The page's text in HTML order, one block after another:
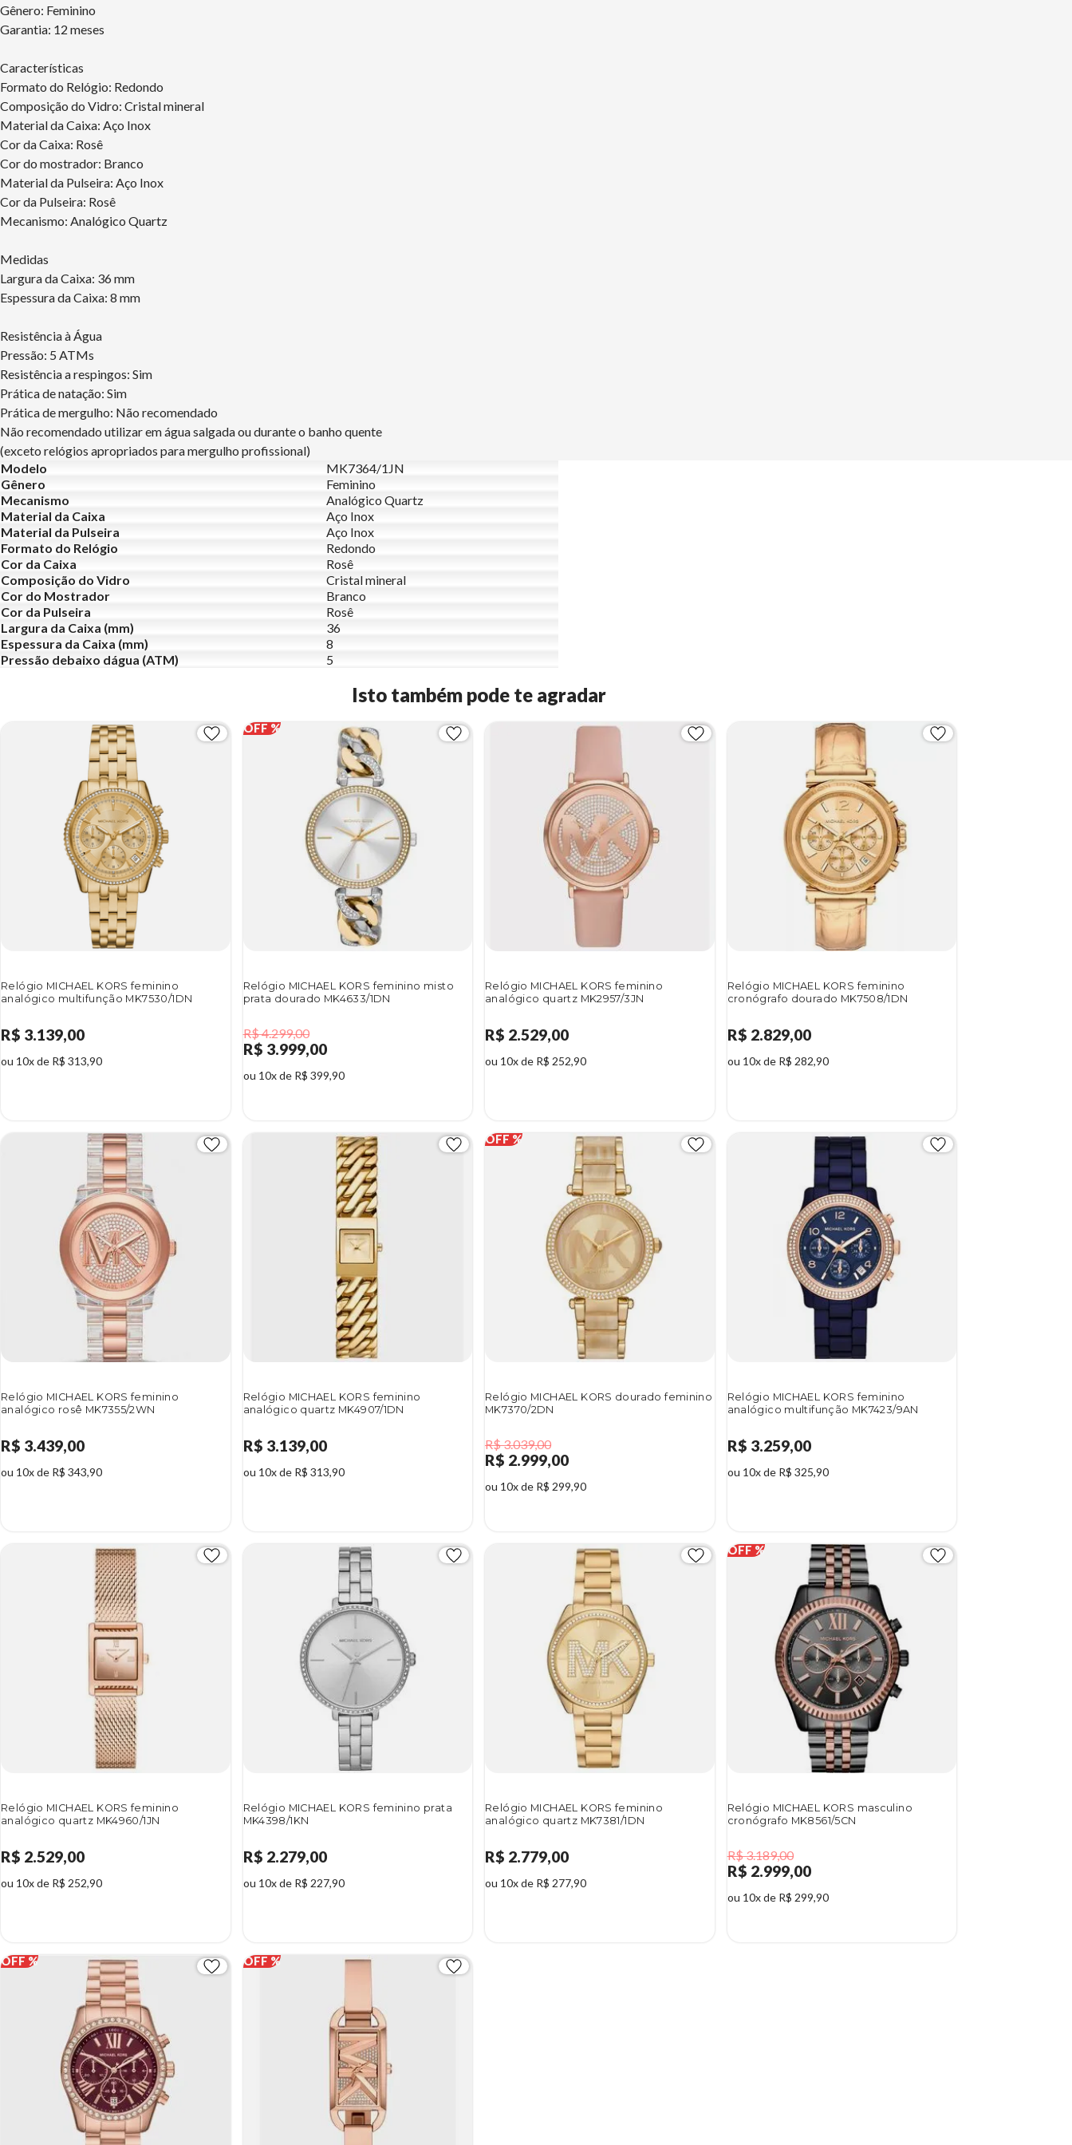
Gênero: Feminino
Garantia: 12 meses
Características
Formato do Relógio: Redondo
Composição do Vidro: Cristal mineral
Material da Caixa: Aço Inox
Cor da Caixa: Rosê
Cor do mostrador: Branco
Material da Pulseira: Aço Inox
Cor da Pulseira: Rosê
Mecanismo: Analógico Quartz
Medidas
Largura da Caixa: 36 mm
Espessura da Caixa: 8 mm
Resistência à Água
Pressão: 5 ATMs
Resistência a respingos: Sim
Prática de natação: Sim
Prática de mergulho: Não recomendado
Não recomendado utilizar em água salgada ou durante o banho quente
(exceto relógios apropriados para mergulho profissional)
Modelo
MK7364/1JN
Gênero
Feminino
Mecanismo
Analógico Quartz
Material da Caixa
Aço Inox
Material da Pulseira
Aço Inox
Formato do Relógio
Redondo
Cor da Caixa
Rosê
Composição do Vidro
Cristal mineral
Cor do Mostrador
Branco
Cor da Pulseira
Rosê
Largura da Caixa (mm)
36
Espessura da Caixa (mm)
8
Pressão debaixo dágua (ATM)
5
Isto também pode te agradar
Relógio MICHAEL KORS feminino
analógico multifunção MK7530/1DN
R$ 3.139,00
ou 10x de R$ 313,90
Relógio MICHAEL KORS feminino misto
prata dourado MK4633/1DN
R$ 4.299,00
R$ 3.999,00
ou 10x de R$ 399,90
Relógio MICHAEL KORS feminino
analógico quartz MK2957/3JN
R$ 2.529,00
ou 10x de R$ 252,90
Relógio MICHAEL KORS feminino
cronógrafo dourado MK7508/1DN
R$ 2.829,00
ou 10x de R$ 282,90
Relógio MICHAEL KORS feminino
analógico rosê MK7355/2WN
R$ 3.439,00
ou 10x de R$ 343,90
Relógio MICHAEL KORS feminino
analógico quartz MK4907/1DN
R$ 3.139,00
ou 10x de R$ 313,90
Relógio MICHAEL KORS dourado feminino
MK7370/2DN
R$ 3.039,00
R$ 2.999,00
ou 10x de R$ 299,90
Relógio MICHAEL KORS feminino
analógico multifunção MK7423/9AN
R$ 3.259,00
ou 10x de R$ 325,90
Relógio MICHAEL KORS feminino
analógico quartz MK4960/1JN
R$ 2.529,00
ou 10x de R$ 252,90
Relógio MICHAEL KORS feminino prata
MK4398/1KN
R$ 2.279,00
ou 10x de R$ 227,90
Relógio MICHAEL KORS feminino
analógico quartz MK7381/1DN
R$ 2.779,00
ou 10x de R$ 277,90
Relógio MICHAEL KORS masculino
cronógrafo MK8561/5CN
R$ 3.189,00
R$ 2.999,00
ou 10x de R$ 299,90